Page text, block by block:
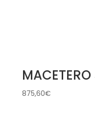
875,60€